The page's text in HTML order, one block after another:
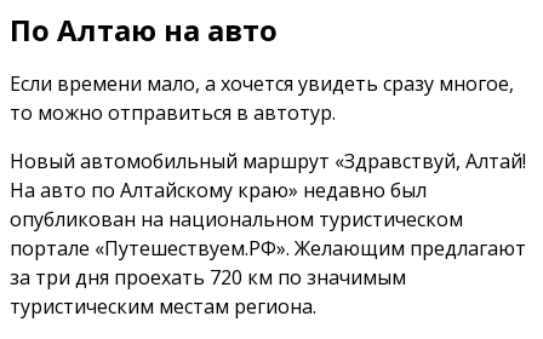
По Алтаю на авто
Если времени мало, а хочется увидеть сразу многое,
то можно отправиться в автотур.
Новый автомобильный маршрут «Здравствуй, Алтай!
На авто по Алтайскому краю» недавно был
опубликован на национальном туристическом
портале «Путешествуем.РФ». Желающим предлагают
за три дня проехать 720 км по значимым
туристическим местам региона.